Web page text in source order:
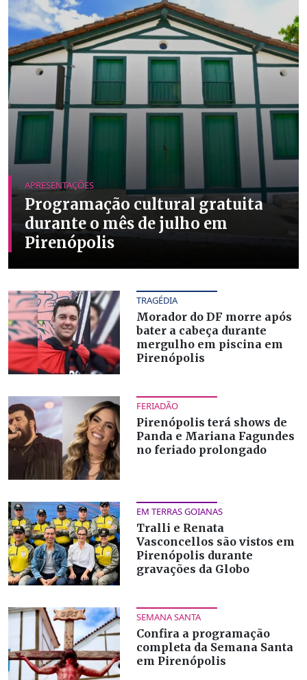
APRESENTAÇÕES
Programação cultural gratuita
durante o mês de julho em
Pirenópolis
TRAGÉDIA
Morador do DF morre após
bater a cabeça durante
mergulho em piscina em
Pirenópolis
FERIADÃO
Pirenópolis terá shows de
Panda e Mariana Fagundes
no feriado prolongado
EM TERRAS GOIANAS
Tralli e Renata
Vasconcellos são vistos em
Pirenópolis durante
gravações da Globo
SEMANA SANTA
Confira a programação
completa da Semana Santa
em Pirenópolis